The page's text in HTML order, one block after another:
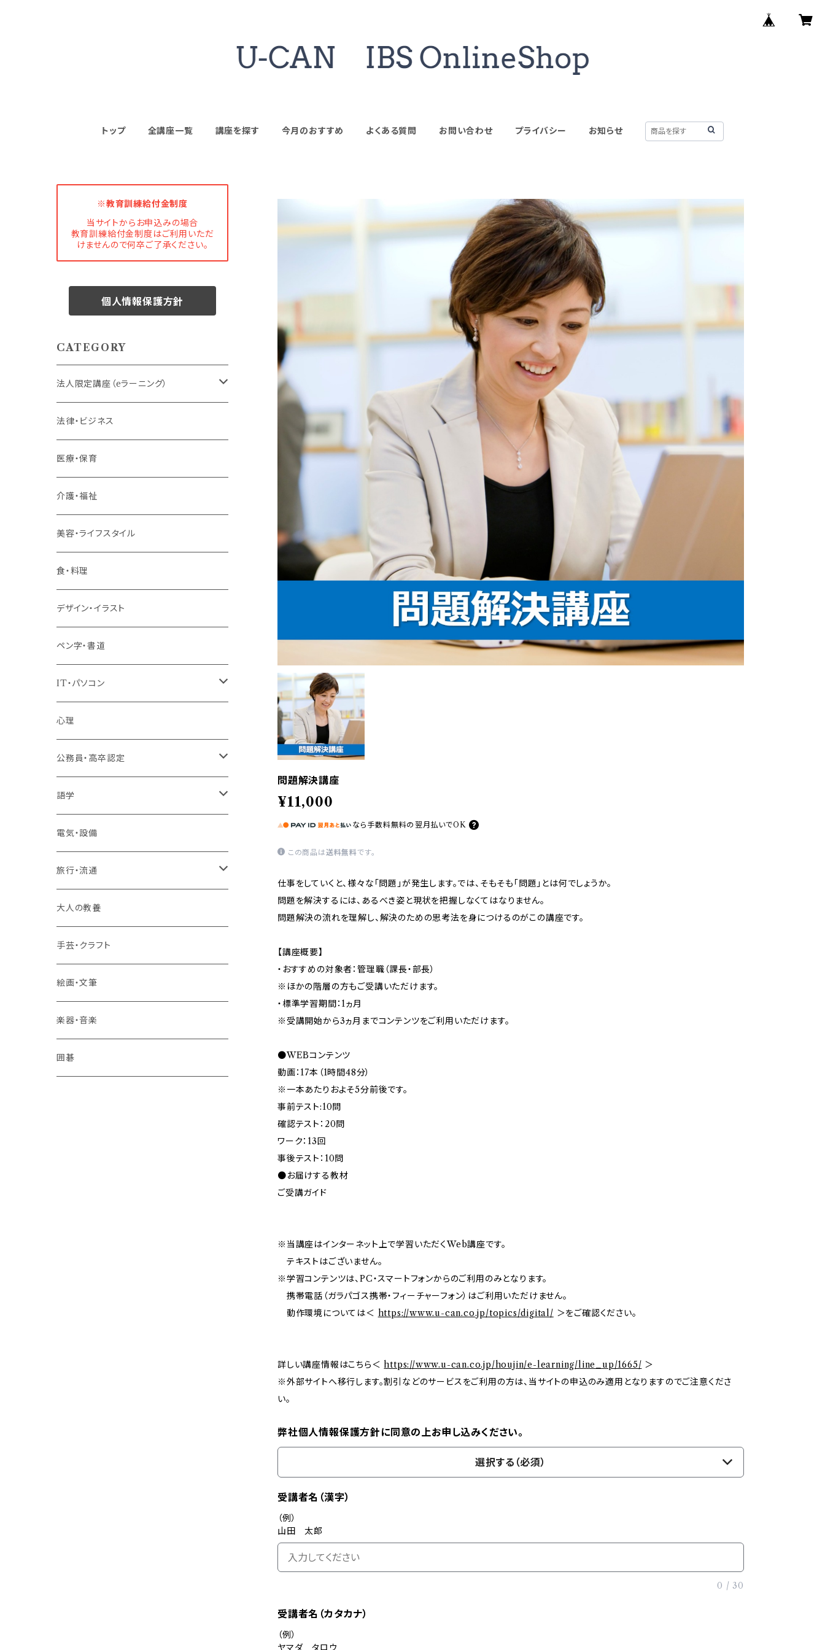
トップ 全講座一覧 講座を探す 今月のおすすめ よくある質問 お問い合わせ プライバシー お知らせ
問題解決講座
¥11,000
なら 手数料無料の 翌月払いでOK
この商品は送料無料です。
仕事をしていくと、様々な「問題」が発生します。では、そもそも「問題」とは何でしょうか。
問題を解決するには、あるべき姿と現状を把握しなくてはなりません。
問題解決の流れを理解し、解決のための思考法を身につけるのがこの講座です。
【講座概要】
・おすすめの対象者：管理職（課長・部長）
※ほかの階層の方もご受講いただけます。
・標準学習期間：1ヵ月
※受講開始から3ヵ月までコンテンツをご利用いただけます。
●WEBコンテンツ
動画：17本（1時間48分）
※一本あたりおよそ5分前後です。
事前テスト:10問
確認テスト：20問
ワーク：13回
事後テスト：10問
●お届けする教材
ご受講ガイド
※当講座はインターネット上で学習いただくWeb講座です。
テキストはございません。
※学習コンテンツは、PC・スマートフォンからのご利用のみとなります。
携帯電話（ガラパゴス携帯・フィーチャーフォン）はご利用いただけません。
動作環境については＜ https://www.u-can.co.jp/topics/digital/ ＞をご確認ください。
詳しい講座情報はこちら＜https://www.u-can.co.jp/houjin/e-learning/line_up/1665/ ＞
※外部サイトへ移行します。割引などのサービスをご利用の方は、当サイトの申込のみ適用となりますのでご注意くださ
い。
弊社個人情報保護方針に同意の上お申し込みください。
選択する（必須）
受講者名（漢字）
（例）
山田 太郎
0 / 30
受講者名（カタカナ）
（例）
ヤマダ タロウ
※教育訓練給付金制度
当サイトからお申込みの場合
教育訓練給付金制度はご利用いただ
けませんので何卒ご了承ください。
個人情報保護方針
CATEGORY
法人限定講座（eラーニング）
内定者・新入社員
若手社員・中堅社員
リーダー（主任・係長）
管理職
階層共通
パッケージプラン
法律・ビジネス
医療・保育
介護・福祉
美容・ライフスタイル
食・料理
デザイン・イラスト
ペン字・書道
IT・パソコン
MOS（ﾏｲｸﾛｿﾌﾄｵﾌｨｽｽﾍﾟｼｬﾘｽﾄ）講座
プログラミング・Web制作入門講座
1コース受講
2コースまとめて受講
その他 IT・パソコン
心理
公務員・高卒認定
高卒認定講座
大卒公務員受験対策講座
語学
TOEIC®L&Rテスト対策講座
その他 語学
電気・設備
旅行・流通
旅行業務取扱管理者講座
その他 旅行・流通
大人の教養
手芸・クラフト
絵画・文筆
楽器・音楽
囲碁